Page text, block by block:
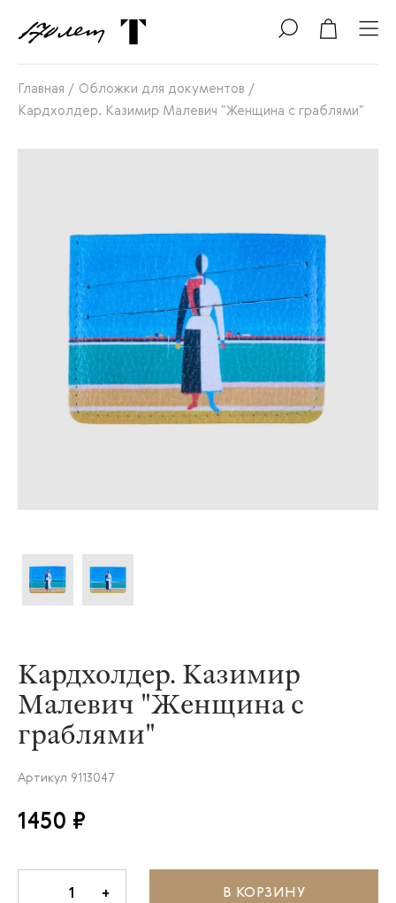
Главная / Обложки для документов /
Кардхолдер. Казимир Малевич "Женщина с граблями"
Кардхолдер. Казимир
Малевич "Женщина с
граблями"
Артикул 9113047
1450 ₽
1 + В КОРЗИНУ